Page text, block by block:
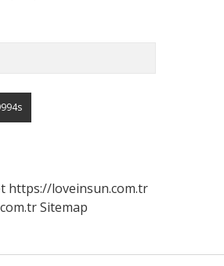
https://loveinsun.com.tr
Sitemap